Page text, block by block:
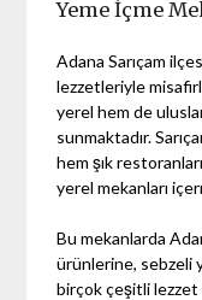
Yeme İçme
Adana Sarıçam
lezzetleriyle
yerel hem de
sunmaktadır.
hem şık
yerel mekanları
Bu mekanlarda
ürünlerine, sebzeli
birçok çeşitli lezzet